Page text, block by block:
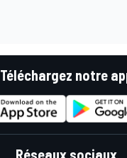
Téléchargez notre
Réseaux sociaux